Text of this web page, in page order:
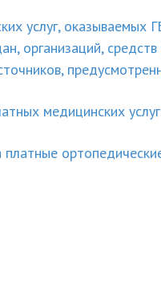
услуг, оказываемых
организаций,
медицинских услуг